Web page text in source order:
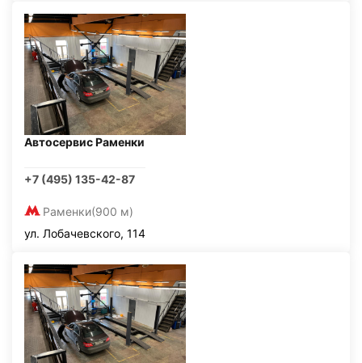
Автосервис Раменки
+7 (495) 135-42-87
Раменки(900 м)
ул. Лобачевского, 114